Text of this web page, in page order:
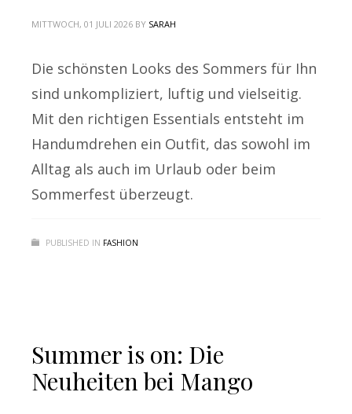
MITTWOCH, 01 JULI 2026 BY SARAH
Die schönsten Looks des Sommers für Ihn
sind unkompliziert, luftig und vielseitig.
Mit den richtigen Essentials entsteht im
Handumdrehen ein Outfit, das sowohl im
Alltag als auch im Urlaub oder beim
Sommerfest überzeugt.
PUBLISHED IN FASHION
Summer is on: Die
Neuheiten bei Mango